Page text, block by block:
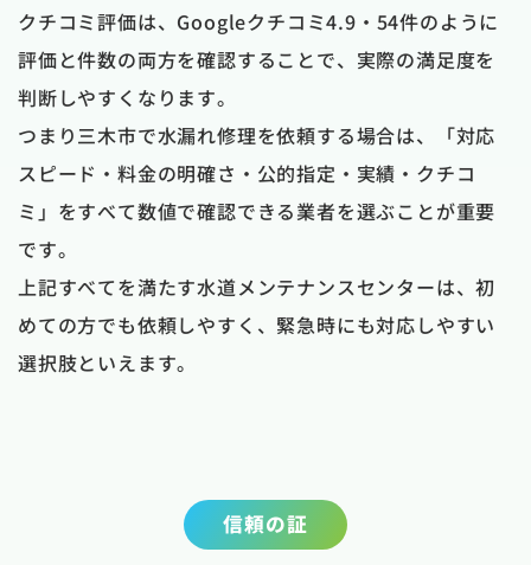
クチコミ評価は、Googleクチコミ4.9・54件のように
評価と件数の両方を確認することで、実際の満足度を
判断しやすくなります。
つまり三木市で水漏れ修理を依頼する場合は、「対応
スピード・料金の明確さ・公的指定・実績・クチコ
ミ」をすべて数値で確認できる業者を選ぶことが重要
です。
上記すべてを満たす水道メンテナンスセンターは、初
めての方でも依頼しやすく、緊急時にも対応しやすい
選択肢といえます。
信頼の証